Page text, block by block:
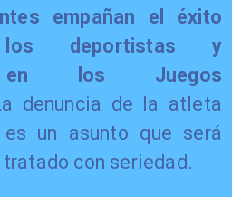
empañan el éxito
deportistas y
en los Juegos
denuncia de la atleta
un asunto que será
con seriedad.